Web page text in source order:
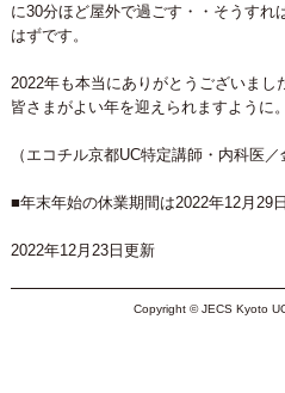
に30分ほど屋外で過ごす・・そうすれ
はずです。
2022年も本当にありがとうございまし
皆さまがよい年を迎えられますように。
（エコチル京都UC特定講師・内科医／
■年末年始の休業期間は2022年12月29
2022年12月23日更新
Copyright © JECS Kyoto